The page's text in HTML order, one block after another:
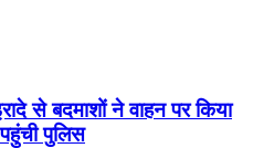
से बदमाशों ने वाहन पर किया
पुलिस